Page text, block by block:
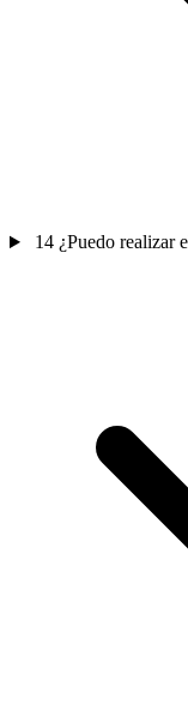
14 ¿Puedo realizar